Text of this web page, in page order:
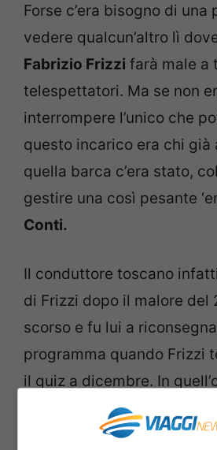
Forse c’era bisogno di una
vedere qualcun’altro lì
Fabrizio Frizzi farà male a
telespettatori. Ma se non
interrompere l’unico che
questo incarico era chi già
quella barca c’era stato,
gestire una così pesante
Conti.
Il conduttore toscano
di Frizzi dopo il malore del
scorso e fu lui a
programma quando Frizzi
il quiz a dicembre. In
pubblico dell?eredità
Fabrizio!’ e Frizzi